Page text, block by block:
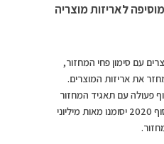
לאריזות מוצריה
עם סימון פחי המחזור,
את אריזות המוצרים.
עם תאגיד המחזור
תמיר ובחברה מעריכים כי עד סוף 2020 יסומנו מאות מיליוני